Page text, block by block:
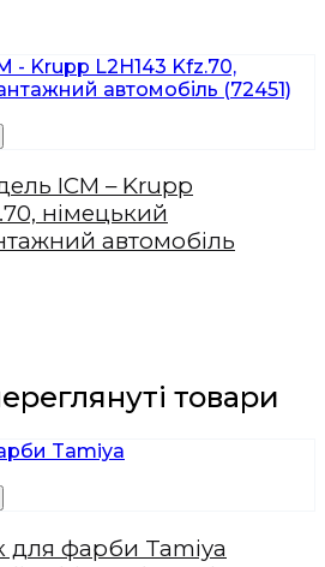
ICM – Krupp
німецький
автомобіль
товари
для фарби Tamiya